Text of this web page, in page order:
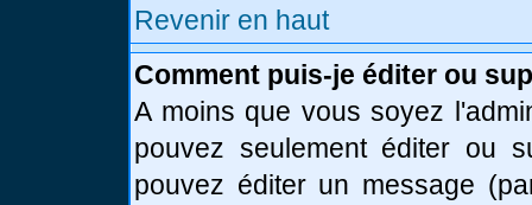
Revenir en haut
Comment puis-je éditer ou
A moins que vous soyez
pouvez seulement éditer ou
pouvez éditer un message